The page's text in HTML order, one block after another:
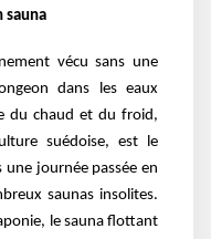
sauna
vécu sans une
dans les eaux
du chaud et du froid,
suédoise, est le
une journée passée en
saunas insolites.
le sauna flottant